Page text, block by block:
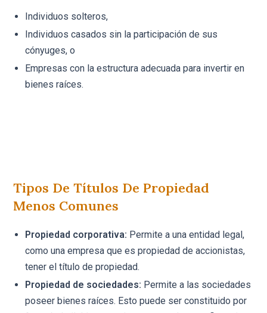
Individuos solteros,
Individuos casados sin la participación de sus
cónyuges, o
Empresas con la estructura adecuada para invertir en
bienes raíces.
Tipos De Títulos De Propiedad
Menos Comunes
Propiedad corporativa: Permite a una entidad legal,
como una empresa que es propiedad de accionistas,
tener el título de propiedad.
Propiedad de sociedades: Permite a las sociedades
poseer bienes raíces. Esto puede ser constituido por